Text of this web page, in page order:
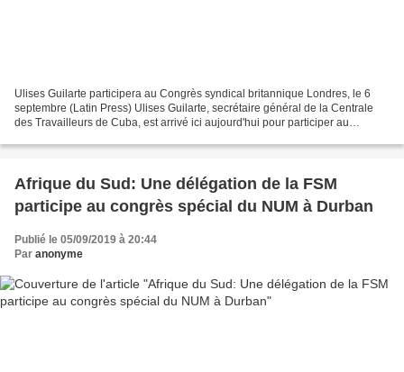
Ulises Guilarte participera au Congrès syndical britannique Londres, le 6
septembre (Latin Press) Ulises Guilarte, secrétaire général de la Centrale
des Travailleurs de Cuba, est arrivé ici aujourd'hui pour participer au
Afrique du Sud: Une délégation de la FSM
participe au congrès spécial du NUM à Durban
Publié le 05/09/2019 à 20:44
Par anonyme